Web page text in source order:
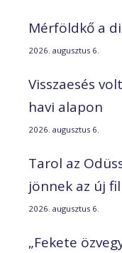
Mérföldkő a
2026. augusztus 6.
Visszaesés
havi alapon
2026. augusztus 6.
Tarol az
jönnek az új
2026. augusztus 6.
„Fekete